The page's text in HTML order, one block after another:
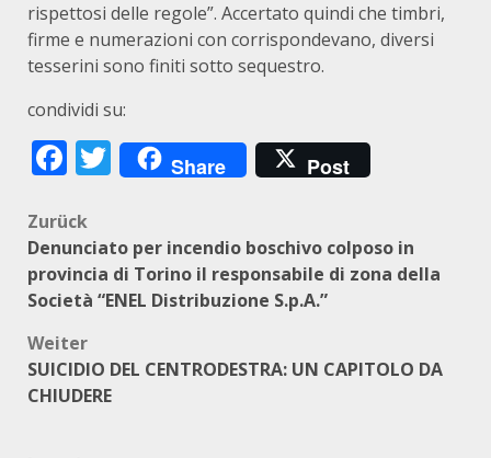
rispettosi delle regole”. Accertato quindi che timbri,
firme e numerazioni con corrispondevano, diversi
tesserini sono finiti sotto sequestro.
condividi su:
Facebook
Twitter
Share Post
Beitragsnavigation
Zurück
Denunciato per incendio boschivo colposo in
provincia di Torino il responsabile di zona della
Società “ENEL Distribuzione S.p.A.”
Weiter
SUICIDIO DEL CENTRODESTRA: UN CAPITOLO DA
CHIUDERE